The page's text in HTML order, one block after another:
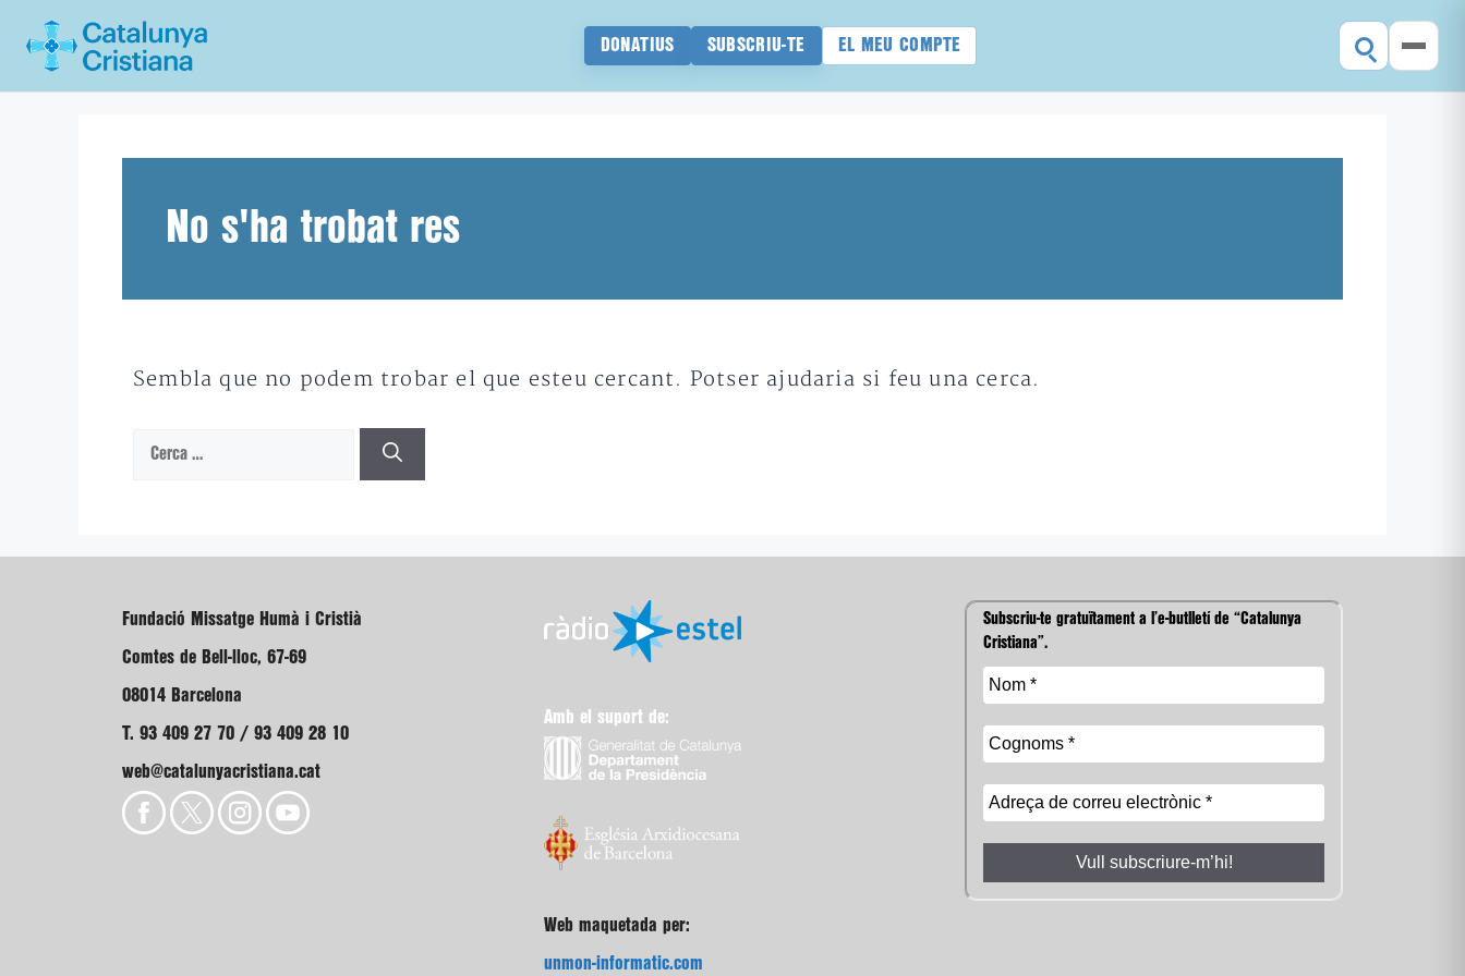
DONATIUS SUBSCRIU-TE EL MEU COMPTE
No s'ha trobat res
Sembla que no podem trobar el que esteu cercant. Potser ajudaria si feu una cerca.
Cerca:
Fundació Missatge Humà i Cristià
Comtes de Bell-lloc, 67-69
08014 Barcelona
T. 93 409 27 70 / 93 409 28 10
web@catalunyacristiana.cat
Amb el suport de:
Web maquetada per:
unmon-informatic.com
Subscriu-te gratuïtament a l’e-butlletí de “Catalunya
Cristiana”.